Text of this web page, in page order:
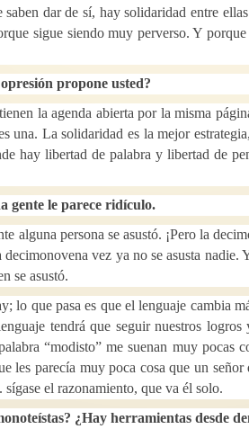
dar de sí, hay solidaridad entre
sigue siendo muy perverso. Y
propone usted?
la agenda abierta por la misma
una. La solidaridad es la mejor
hay libertad de palabra y libertad de
gente le parece ridículo.
alguna persona se asustó. ¡Pero la
vez ya no se asusta nadie.
se asustó.
lo que pasa es que el lenguaje cambia
tendrá que seguir nuestros
“modisto” me suenan muy pocas
les parecía muy poca cosa que un señor
el razonamiento, que va él solo.
¿Hay herramientas desde